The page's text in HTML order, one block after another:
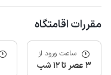
مقررات اقامتگاه
ساعت ورود از
3 عصر تا 12 شب